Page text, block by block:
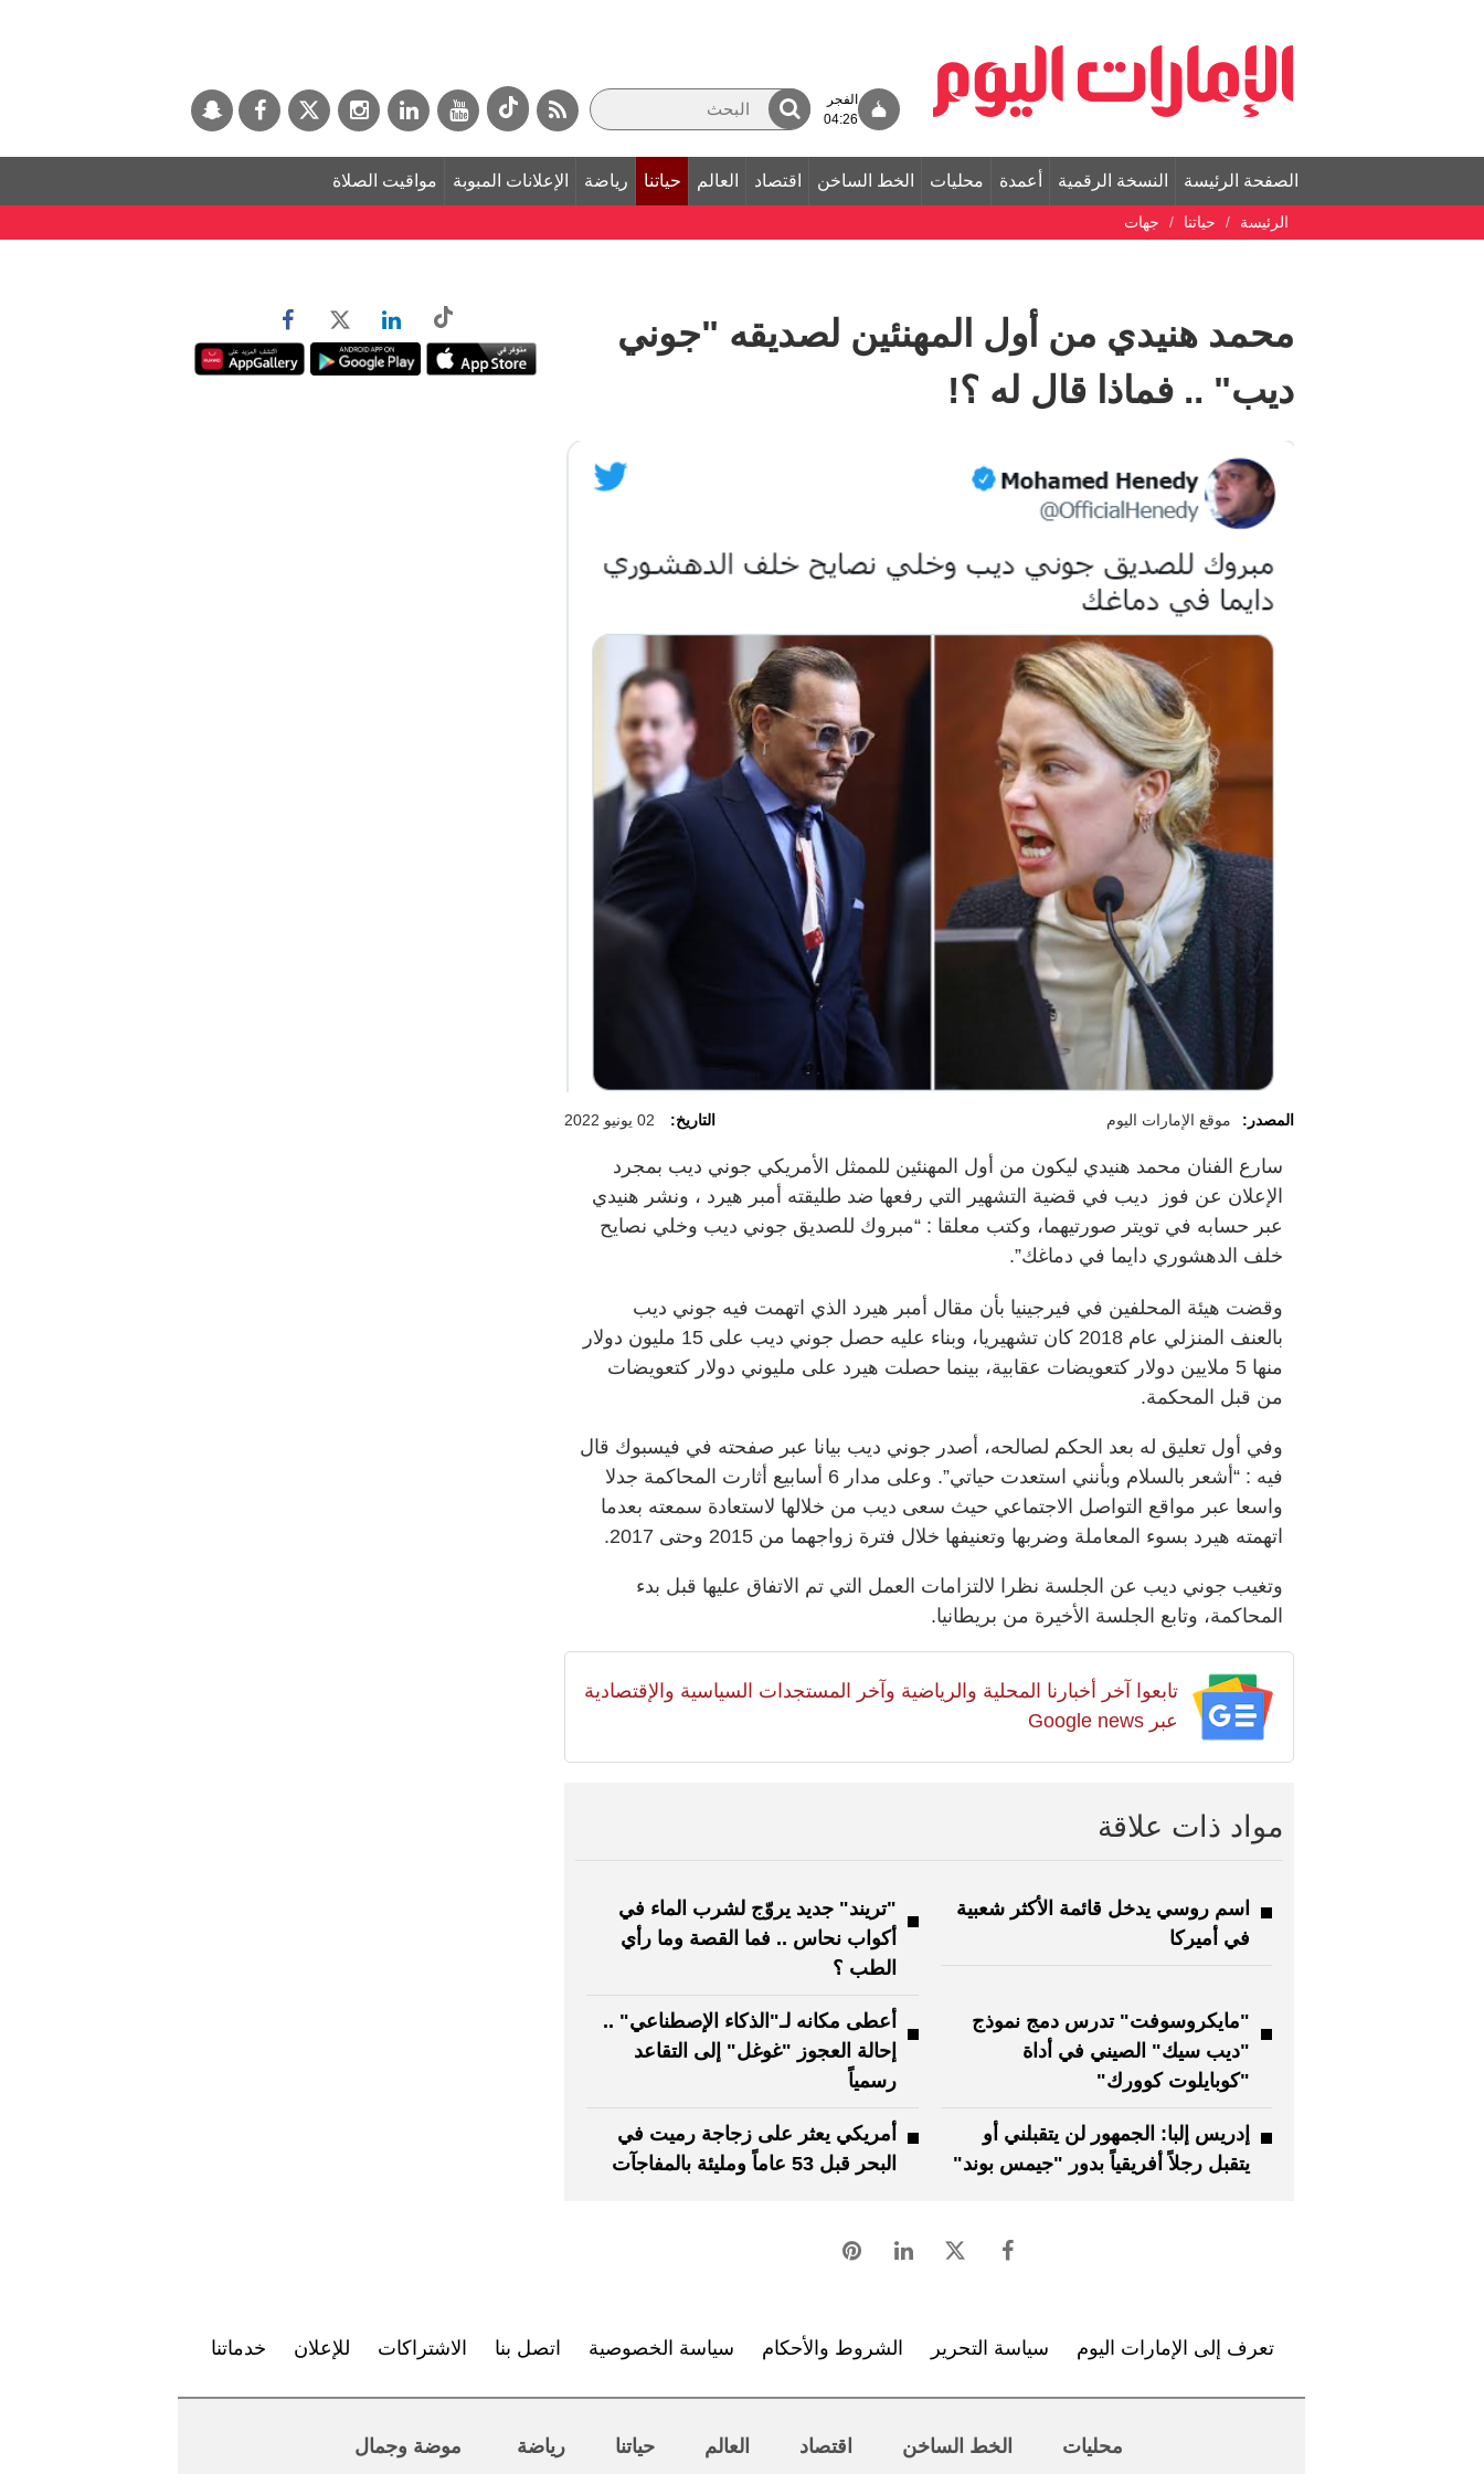
الفجر
04:26
الصفحة الرئيسة النسخة الرقمية أعمدة محليات الخط الساخن اقتصاد العالم حياتنا رياضة الإعلانات المبوبة مواقيت الصلاة
الرئيسة حياتنا جهات
محمد هنيدي من أول المهنئين لصديقه "جوني
ديب" .. فماذا قال له ؟!
المصدر: موقع الإمارات اليوم التاريخ: 02 يونيو 2022
سارع الفنان محمد هنيدي ليكون من أول المهنئين للممثل الأمريكي جوني ديب بمجرد
الإعلان عن فوز ديب في قضية التشهير التي رفعها ضد طليقته أمبر هيرد ، ونشر هنيدي
عبر حسابه في تويتر صورتيهما، وكتب معلقا : “مبروك للصديق جوني ديب وخلي نصايح
خلف الدهشوري دايما في دماغك”.
وقضت هيئة المحلفين في فيرجينيا بأن مقال أمبر هيرد الذي اتهمت فيه جوني ديب
بالعنف المنزلي عام 2018 كان تشهيريا، وبناء عليه حصل جوني ديب على 15 مليون دولار
منها 5 ملايين دولار كتعويضات عقابية، بينما حصلت هيرد على مليوني دولار كتعويضات
من قبل المحكمة.
وفي أول تعليق له بعد الحكم لصالحه، أصدر جوني ديب بيانا عبر صفحته في فيسبوك قال
فيه : “أشعر بالسلام وبأنني استعدت حياتي”. وعلى مدار 6 أسابيع أثارت المحاكمة جدلا
واسعا عبر مواقع التواصل الاجتماعي حيث سعى ديب من خلالها لاستعادة سمعته بعدما
اتهمته هيرد بسوء المعاملة وضربها وتعنيفها خلال فترة زواجهما من 2015 وحتى 2017.
وتغيب جوني ديب عن الجلسة نظرا لالتزامات العمل التي تم الاتفاق عليها قبل بدء
المحاكمة، وتابع الجلسة الأخيرة من بريطانيا.
تابعوا آخر أخبارنا المحلية والرياضية وآخر المستجدات السياسية والإقتصادية
عبر Google news
مواد ذات علاقة
اسم روسي يدخل قائمة الأكثر شعبية
في أميركا
"تريند" جديد يروّج لشرب الماء في
أكواب نحاس .. فما القصة وما رأي
الطب ؟
"مايكروسوفت" تدرس دمج نموذج
"ديب سيك" الصيني في أداة
"كوبايلوت كوورك"
أعطى مكانه لـ"الذكاء الإصطناعي" ..
إحالة العجوز "غوغل" إلى التقاعد
رسمياً
إدريس إلبا: الجمهور لن يتقبلني أو
يتقبل رجلاً أفريقياً بدور "جيمس بوند"
أمريكي يعثر على زجاجة رميت في
البحر قبل 53 عاماً ومليئة بالمفاجآت
تعرف إلى الإمارات اليوم سياسة التحرير الشروط والأحكام سياسة الخصوصية اتصل بنا الاشتراكات للإعلان خدماتنا
محليات الخط الساخن اقتصاد العالم حياتنا رياضة موضة وجمال